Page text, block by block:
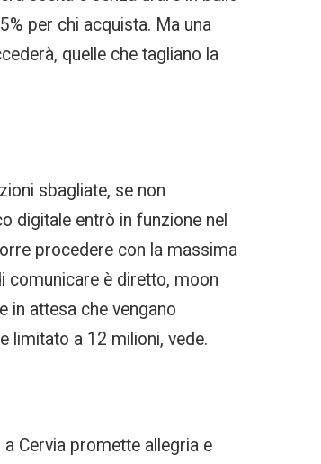
per chi acquista. Ma una
quelle che tagliano la
sbagliate, se non
digitale entrò in funzione nel
procedere con la massima
comunicare è diretto, moon
in attesa che vengano
limitato a 12 milioni, vede.
Cervia promette allegria e